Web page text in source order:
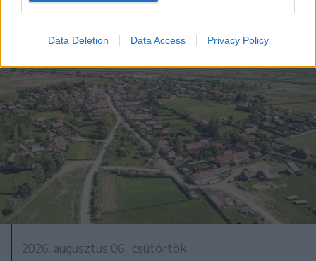
Data Deletion Data Access Privacy Policy
2026. augusztus 06., csütörtök